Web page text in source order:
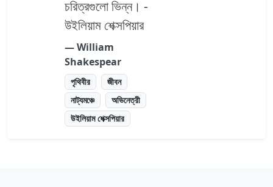
চরিত্রগুলো ভিন্ন। -
উইলিয়াম শেক্সপিয়ার
― William
Shakespear
পৃথিবীর
জীবন
নাট্যমঞ্চে
অভিনেত্রী
উইলিয়াম শেক্সপিয়ার